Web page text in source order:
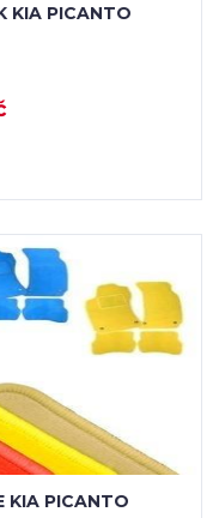
KIA PICANTO
KIA PICANTO